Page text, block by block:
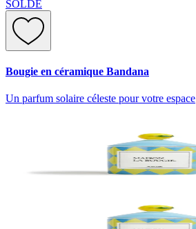
SOLDE
Bougie en céramique Bandana
Un parfum solaire céleste pour votre espace